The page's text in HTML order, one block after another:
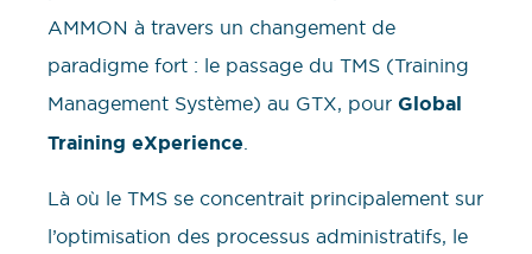
AMMON à travers un changement de
paradigme fort : le passage du TMS (Training
Management Système) au GTX, pour Global
Training eXperience
Là où le TMS se concentrait principalement sur
l’optimisation des processus administratifs, le